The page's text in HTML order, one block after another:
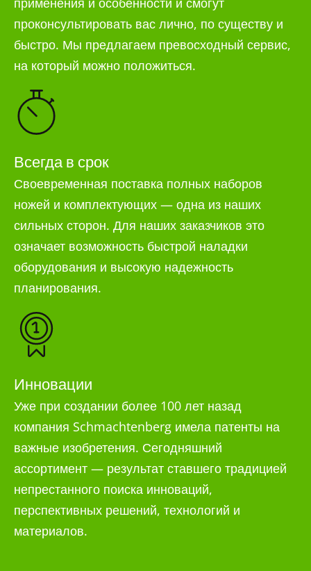
проконсультировать вас лично, по существу и
быстро. Мы предлагаем превосходный сервис,
на который можно положиться.
Всегда в срок
Своевременная поставка полных наборов
ножей и комплектующих — одна из наших
сильных сторон. Для наших заказчиков это
означает возможность быстрой наладки
оборудования и высокую надежность
планирования.
Инновации
Уже при создании более 100 лет назад
компания Schmachtenberg имела патенты на
важные изобретения. Сегодняшний
ассортимент — результат ставшего традицией
непрестанного поиска инноваций,
перспективных решений, технологий и
материалов.